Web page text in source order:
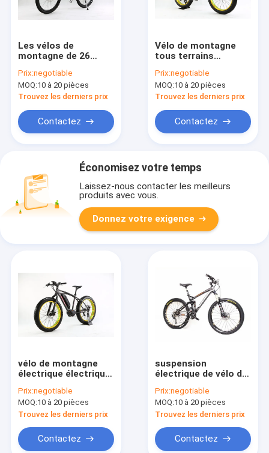
Les vélos de
montagne de 26
motorisé le vélo de
montagne avec le
moteur électrique
Prix:negotiable
MOQ:10 à 20 pièces
Trouvez les derniers prix
Contactez
Vélo de montagne
tous terrains
10,4 un plein vélo de
montagne électrique
de suspension
Prix:negotiable
MOQ:10 à 20 pièces
Trouvez les derniers prix
Contactez
Économisez votre temps
Laissez-nous contacter les meilleurs
produits avec vous.
Donnez votre exigence
vélo de montagne
électrique électrique
grosse montagne de
pneu de 48V 10Ah
Prix:negotiable
MOQ:10 à 20 pièces
Trouvez les derniers prix
Contactez
suspension
électrique de vélo de
électrique de vélo de
montagne de la
puissance 250W
pleine
Prix:negotiable
MOQ:10 à 20 pièces
Trouvez les derniers prix
Contactez